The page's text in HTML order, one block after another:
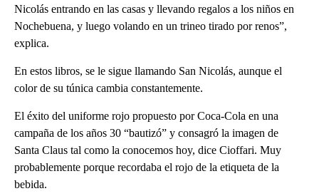
Nicolás entrando en las casas y llevando regalos a los niños en
Nochebuena, y luego volando en un trineo tirado por renos”,
explica.
En estos libros, se le sigue llamando San Nicolás, aunque el
color de su túnica cambia constantemente.
El éxito del uniforme rojo propuesto por Coca-Cola en una
campaña de los años 30 “bautizó” y consagró la imagen de
Santa Claus tal como la conocemos hoy, dice Cioffari. Muy
probablemente porque recordaba el rojo de la etiqueta de la
bebida.